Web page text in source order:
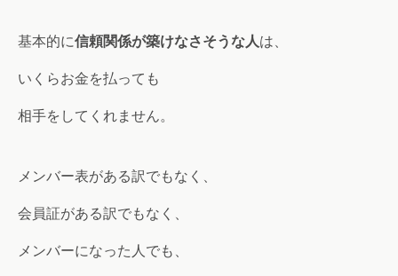
基本的に信頼関係が築けなさそうな人は、
いくらお金を払っても
相手をしてくれません。
メンバー表がある訳でもなく、
会員証がある訳でもなく、
メンバーになった人でも、